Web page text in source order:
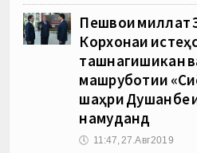
Пешвои миллат
Корхонаи
ташнагишикан
машруботии
шаҳри Душанбе
намуданд
🕔 11:47, 27.Авг 2019